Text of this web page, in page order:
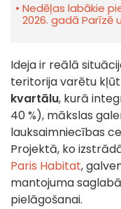
Nedēļas labākie
2026. gadā Parīzē
Ideja ir reālā
teritorija varētu
kvartālu, kurā
40 %), mākslas
lauksaimniecības
Projektā, ko
Paris Habitat,
mantojuma
pielāgošanai.